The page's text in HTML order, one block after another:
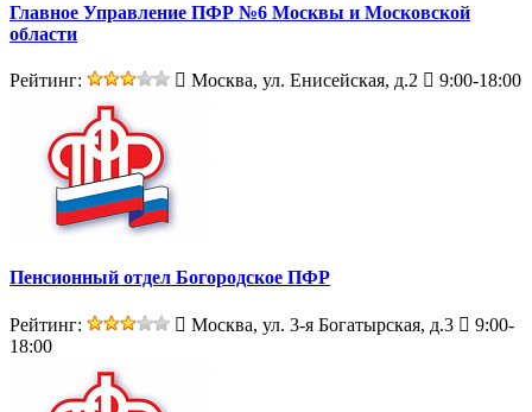
Главное Управление ПФР №6 Москвы и Московской
области
Рейтинг: Москва, ул. Енисейская, д.2 9:00-18:00
Пенсионный отдел Богородское ПФР
Рейтинг: Москва, ул. 3-я Богатырская, д.3
9:00-
18:00